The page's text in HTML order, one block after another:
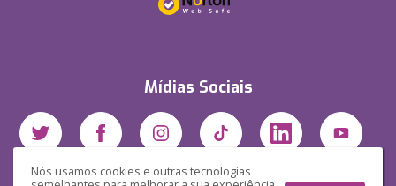
Nós usamos cookies e outras tecnologias
Mídias Sociais